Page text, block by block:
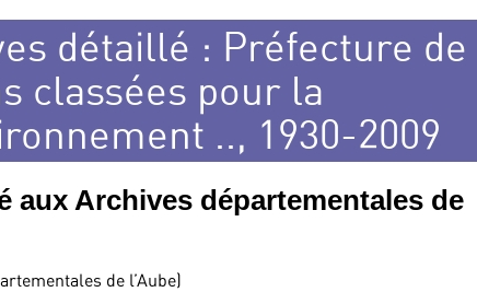
détaillé : Préfecture de
classées pour la
.., 1930-2009
aux Archives départementales de
de l’Aube)